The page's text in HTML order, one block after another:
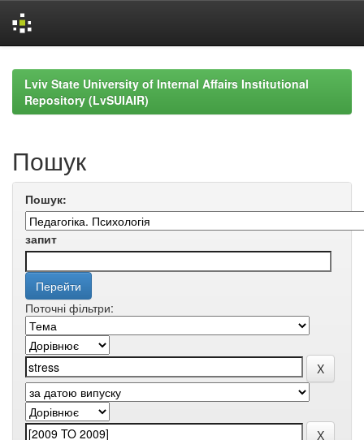
navigationLviv State University of Internal Affairs Institutional
Repository (LvSUIAIR)
Пошук
Пошук:
запит
Поточні фільтри: